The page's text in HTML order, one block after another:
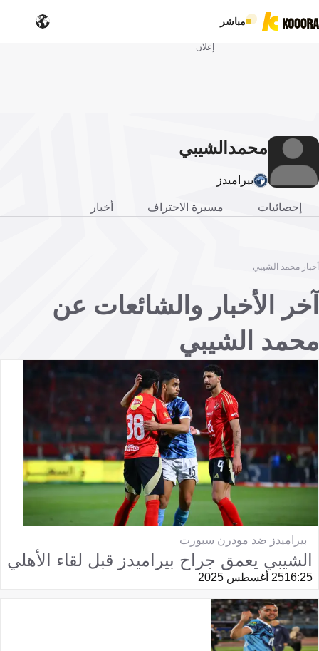
مباشر
إعلان
محمد الشيبي
بيراميدز
إحصائيات مسيرة الاحتراف أخبار
أخبار محمد الشيبي
آخر الأخبار والشائعات عن
محمد الشيبي
بيراميدز ضد مودرن سبورت
الشيبي يعمق جراح بيراميدز قبل لقاء الأهلي
16:2525 أغسطس 2025